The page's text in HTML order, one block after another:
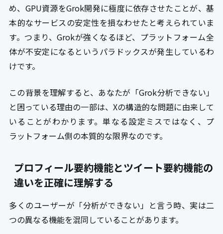
め、GPU資源をGrok開発に極度に依存させたことが、基
本的なサービスの安定性を損なわせたと考えられていま
す。つまり、Grokが強くなるほど、プラットフォーム全
体が不安定になるというパラドックスが発生しているわ
けです。
この背景を理解すると、あなたが「Grok分析できない」
と困っている理由の一部は、Xの構造的な問題に由来して
いることがわかります。単なる設定ミスではなく、プ
ラットフォーム側の本質的な限界なのです。
プロフィール要約機能とツイート要約機能の
違いを正確に理解する
多くのユーザーが「分析ができない」と言う時、実は二
つの異なる機能を混同していることがあります。